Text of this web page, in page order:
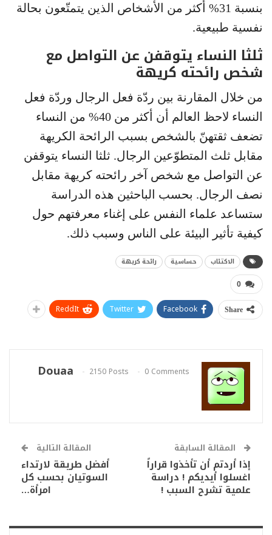
بنسبة 31% أكثر من الأشخاص الذين يتمتّعون بحالة
نفسية طبيعية.
ثلثا النساء يتوقفن عن التواصل مع
شخص رائحته كريهة
من خلال المقارنة بين ردّة فعل الرجال وردّة فعل
النساء لاحظ العالم أن أكثر من 40% من النساء
تضعف ثقتهنّ بالشخص بسبب الرائحة الكريهة
مقابل ثلث المتطوّعين الرجال. ثلثا النساء يتوقفن
عن التواصل مع شخص آخر رائحته كريهة مقابل
نصف الرجال. بحسب الباحثين هذه الدراسة
ستساعد علماء النفس على إغناء معرفتهم حول
كيفية تأثير البيئة على الناس وسبب ذلك.
الاكتئاب حساسية رائحة كريهة
0
Share
Facebook
Twitter
ReddIt
Douaa 2150 Posts 0 Comments
المقالة السابقة
إذا أردتم أن تأخذوا قراراً
اغسلوا أيديكم ! دراسة
علمية تشرح السبب !
المقالة التالية
أفضل طريقة لارتداء
السوتيان بحسب كل
امرأة…